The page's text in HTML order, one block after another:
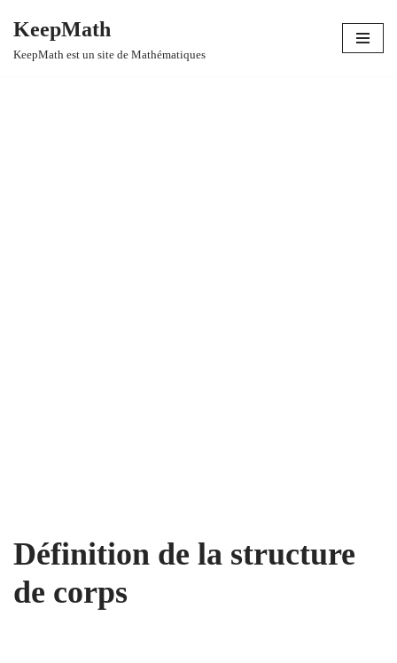
Aller
KeepMath
KeepMath est un site de Mathématiques
Définition de la structure
de corps